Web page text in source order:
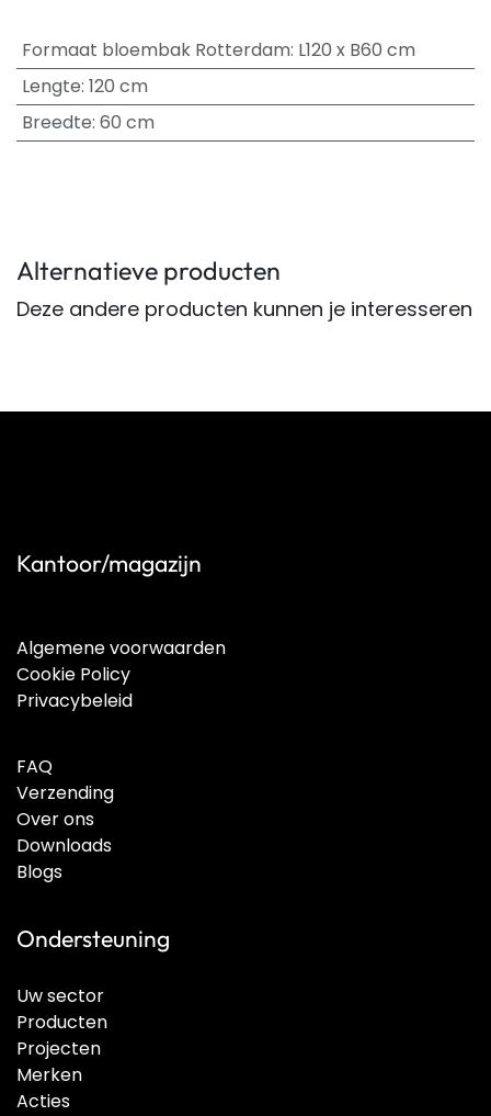
Formaat bloembak Rotterdam: L120 x B60 cm
Lengte: 120 cm
Breedte: 60 cm
Alternatieve producten
Deze andere producten kunnen je interesseren
Kantoor/magazijn
Algemene voorwaarden
Cookie Policy
Privacybeleid
FAQ
Verzending
Over ons
Downloads
Blogs
Ondersteuning
Uw sector
Producten
Projecten
Merken
Acties